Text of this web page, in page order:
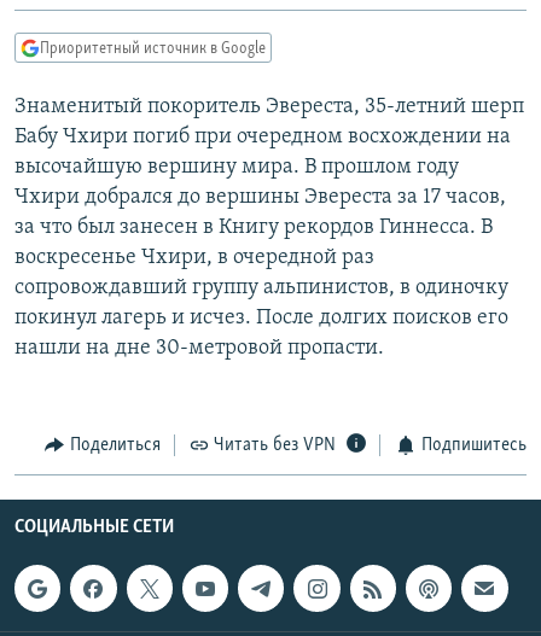
поиску
СЕВЕР.РЕАЛИИ
РАСПИСАНИЕ ВЕЩАНИЯ
ПОДПИШИТЕСЬ НА РАССЫЛКУ
СОЦИАЛЬНЫЕ СЕТИ
Приоритетный источник в Google
Знаменитый покоритель Эвереста, 35-летний шерп
Бабу Чхири погиб при очередном восхождении на
высочайшую вершину мира. В прошлом году
Чхири добрался до вершины Эвереста за 17 часов,
за что был занесен в Книгу рекордов Гиннесса. В
воскресенье Чхири, в очередной раз
сопровождавший группу альпинистов, в одиночку
покинул лагерь и исчез. После долгих поисков его
нашли на дне 30-метровой пропасти.
Поделиться Читать без VPN Подпишитесь
СОЦИАЛЬНЫЕ СЕТИ